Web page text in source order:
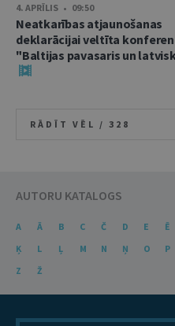
4. APRĪLIS • 09:50
Neatkarības atjaunošanas
deklarācijai veltīta
"Baltijas pavasaris un
RĀDĪT VĒL / 328
AUTORU KATALOGS
A Ā B C Č D E Ē
Ķ
L Ļ M N Ņ O P
Z
Ž